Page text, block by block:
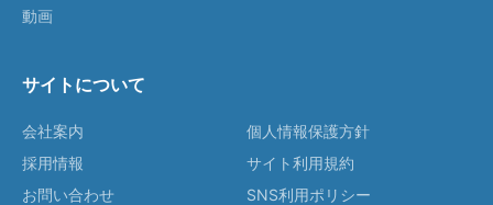
動画
サイトについて
会社案内
採用情報
お問い合わせ
個人情報保護方針
サイト利用規約
SNS利用ポリシー